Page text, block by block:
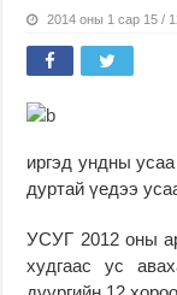
2014 оны 1 сар 15 /
иргэд ундны
дуртай үедээ
УСУГ 2012 оны
худгаас ус